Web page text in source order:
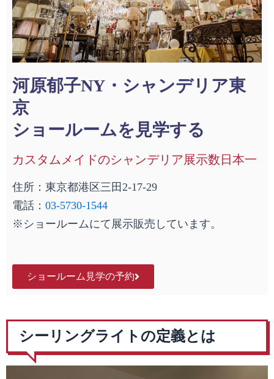
河原郁子NY・シャンデリア東
京
ショールームを見学する
カスタムメイドのシャンデリア展示数日本一
住所：東京都港区三田2-17-29
電話： 03-5730-1544
※ショールームにて展示販売しています。
ショールーム見学の予約
シーリングライトの定義とは